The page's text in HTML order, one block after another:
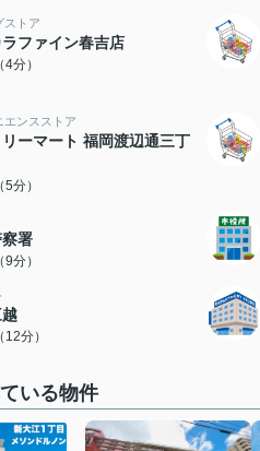
ストア
ラファイン春吉店
分）
エンスストア
ーマート 福岡渡辺通三丁
分）
署
分）
分）
いる物件